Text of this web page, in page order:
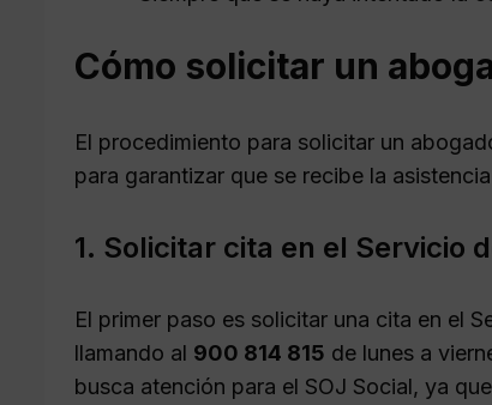
Cómo solicitar un
El procedimiento para solicitar un
para garantizar que se recibe la
1. Solicitar cita en el Servicio
El primer paso es solicitar una cita en el
llamando al 900 814 815 de lunes a
busca atención para el SOJ Social, ya